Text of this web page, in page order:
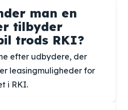
man en
tilbyder
trods RKI?
efter udbydere, der
leasingmuligheder for
i RKI.